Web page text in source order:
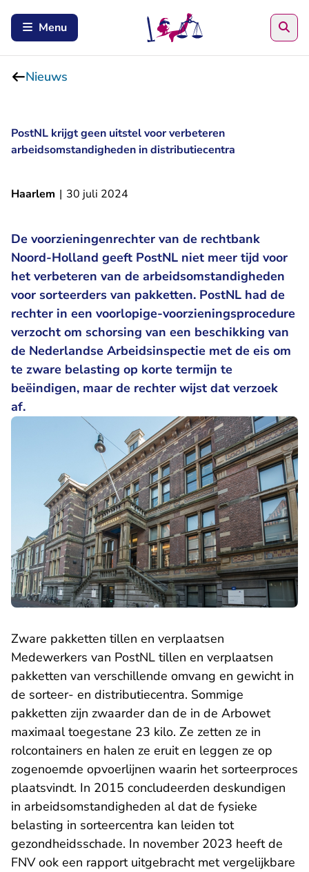
Menu
Nieuws
PostNL krijgt geen uitstel voor verbeteren
arbeidsomstandigheden in distributiecentra
Haarlem | 30 juli 2024
De voorzieningenrechter van de rechtbank
Noord-Holland geeft PostNL niet meer tijd voor
het verbeteren van de arbeidsomstandigheden
voor sorteerders van pakketten. PostNL had de
rechter in een voorlopige-voorzieningsprocedure
verzocht om schorsing van een beschikking van
de Nederlandse Arbeidsinspectie met de eis om
te zware belasting op korte termijn te
beëindigen, maar de rechter wijst dat verzoek
af.
Zware pakketten tillen en verplaatsen
Medewerkers van PostNL tillen en verplaatsen
pakketten van verschillende omvang en gewicht in
de sorteer- en distributiecentra. Sommige
pakketten zijn zwaarder dan de in de Arbowet
maximaal toegestane 23 kilo. Ze zetten ze in
rolcontainers en halen ze eruit en leggen ze op
zogenoemde opvoerlijnen waarin het sorteerproces
plaatsvindt. In 2015 concludeerden deskundigen
in arbeidsomstandigheden al dat de fysieke
belasting in sorteercentra kan leiden tot
gezondheidsschade. In november 2023 heeft de
FNV ook een rapport uitgebracht met vergelijkbare